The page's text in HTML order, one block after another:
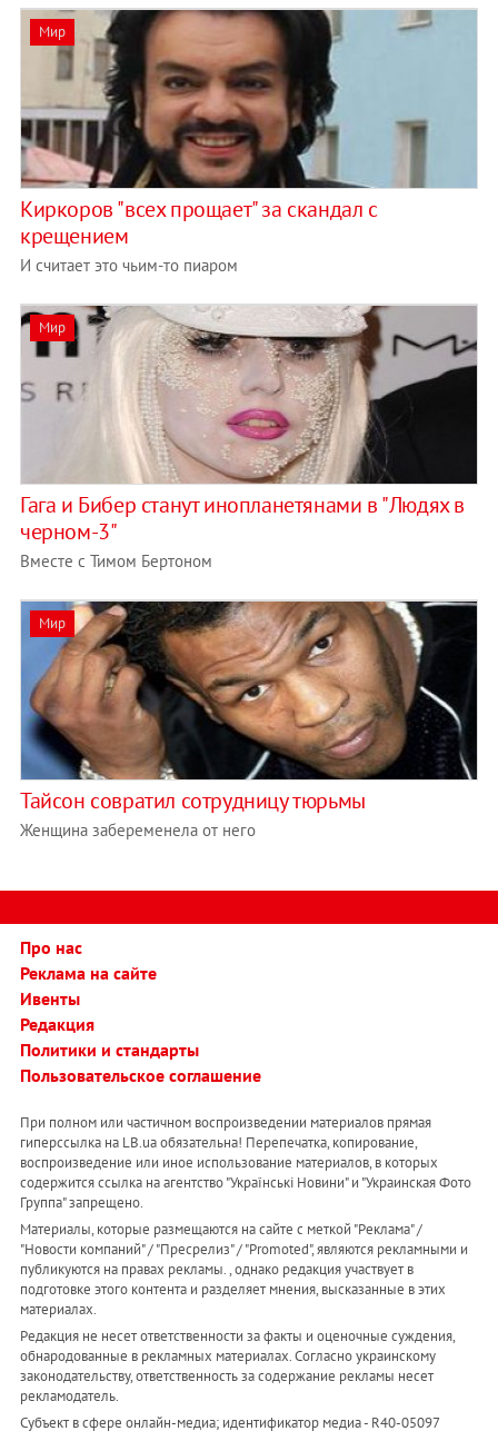
Мир
Киркоров "всех прощает" за скандал с
крещением
И считает это чьим-то пиаром
Мир
Гага и Бибер станут инопланетянами в "Людях в
черном-3"
Вместе с Тимом Бертоном
Мир
Тайсон совратил сотрудницу тюрьмы
Женщина забеременела от него
Про нас
Реклама на сайте
Ивенты
Редакция
Политики и стандарты
Пользовательское соглашение
При полном или частичном воспроизведении материалов прямая
гиперссылка на LB.ua обязательна! Перепечатка, копирование,
воспроизведение или иное использование материалов, в которых
содержится ссылка на агентство "Українськi Новини" и "Украинская Фото
Группа" запрещено.
Материалы, которые размещаются на сайте с меткой "Реклама" /
"Новости компаний" / "Пресрелиз" / "Promoted", являются рекламными и
публикуются на правах рекламы. , однако редакция участвует в
подготовке этого контента и разделяет мнения, высказанные в этих
материалах.
Редакция не несет ответственности за факты и оценочные суждения,
обнародованные в рекламных материалах. Согласно украинскому
законодательству, ответственность за содержание рекламы несет
рекламодатель.
Субъект в сфере онлайн-медиа; идентификатор медиа - R40-05097